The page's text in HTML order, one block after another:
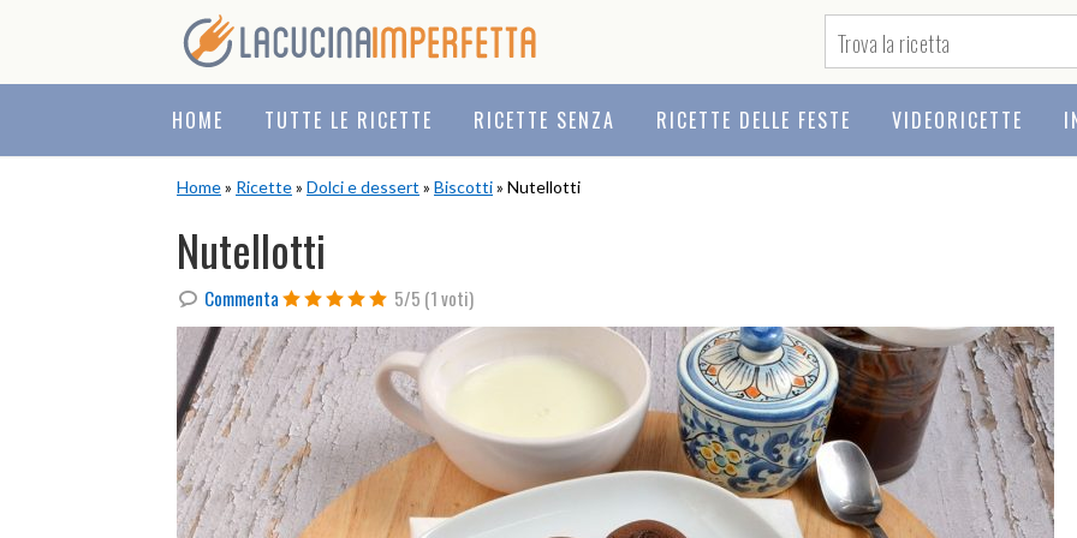
Skip
to
primary
navigation
Skip
to
main
content
Skip
to
primary
sidebar
HOME TUTTE LE RICETTE RICETTE SENZA RICETTE DELLE FESTE VIDEORICETTE
Home» Ricette» Dolci e dessert » Biscotti» Nutellotti
Nutellotti
Commenta 5/5 (1 voti)